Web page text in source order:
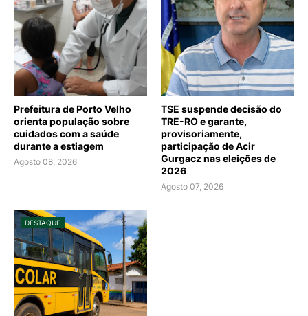
Prefeitura de Porto Velho
orienta população sobre
cuidados com a saúde
durante a estiagem
Agosto 08, 2026
TSE suspende decisão do
TRE-RO e garante,
provisoriamente,
participação de Acir
Gurgacz nas eleições de
2026
Agosto 07, 2026
DESTAQUE